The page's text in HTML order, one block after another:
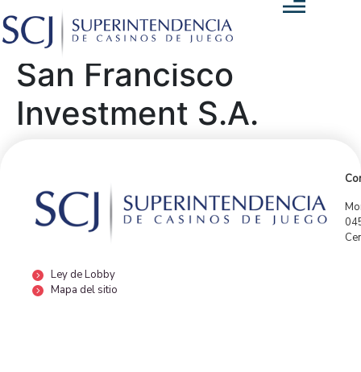
San Francisco
Investment S.A.
Ley de Lobby
Mapa del sitio